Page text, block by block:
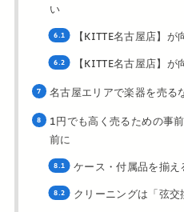
い
【KITTE名古屋店】が
【KITTE名古屋店】が
名古屋エリアで楽器を売る
1円でも高く売るための事
前に
ケース・付属品を揃え
クリーニングは「弦交